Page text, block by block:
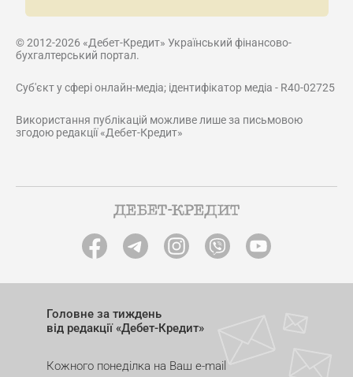
© 2012-2026 «Дебет-Кредит» Український фінансово-
бухгалтерський портал.
Суб'єкт у сфері онлайн-медіа; ідентифікатор медіа - R40-02725
Використання публікацій можливе лише за письмовою
згодою редакції «Дебет-Кредит»
Головне за тиждень
від редакції «Дебет-Кредит»
Кожного понеділка на Ваш e-mail